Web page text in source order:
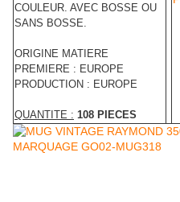
COULEUR. AVEC BOSSE OU
SANS BOSSE.
ORIGINE MATIERE
PREMIERE : EUROPE
PRODUCTION : EUROPE
QUANTITE : 108 PIECES